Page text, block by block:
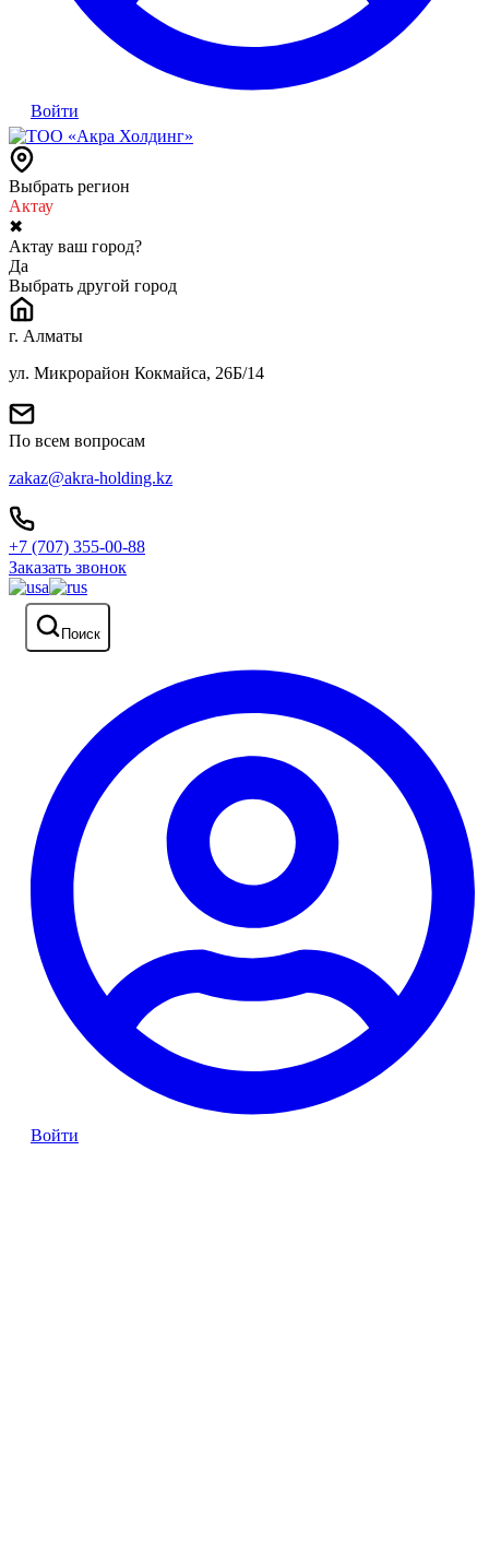
Войти
Выбрать регион
Актау
✖
Актау ваш город?
Да
Выбрать другой город
г. Алматы
ул. Микрорайон Кокмайса, 26Б/14
По всем вопросам
zakaz@akra-holding.kz
+7 (707) 355-00-88
Заказать звонок
Поиск
Войти